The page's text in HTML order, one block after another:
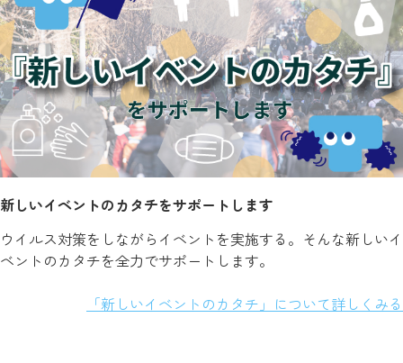
新しいイベントのカタチをサポートします
ウイルス対策をしながらイベントを実施する。そんな新しいイ
ベントのカタチを全力でサポートします。
「新しいイベントのカタチ」について詳しくみる